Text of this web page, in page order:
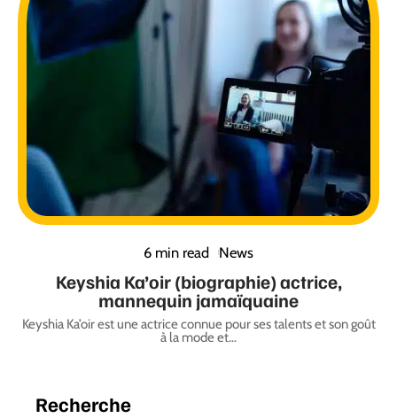
6 min read News
Keyshia Ka’oir (biographie) actrice,
mannequin jamaïquaine
Keyshia Ka’oir est une actrice connue pour ses talents et son goût
à la mode et…
Recherche